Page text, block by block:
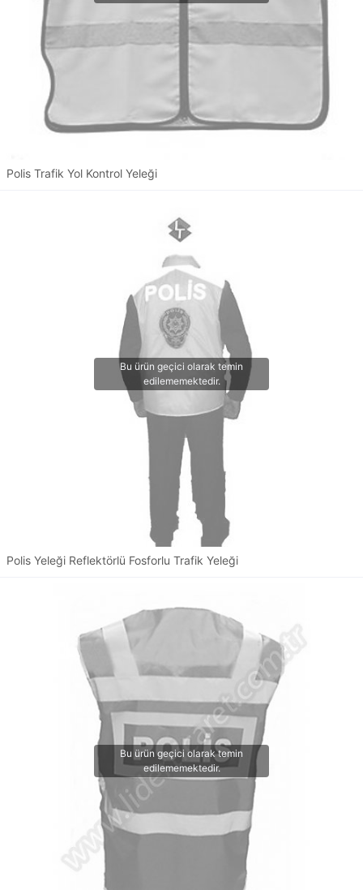
Polis Trafik Yol Kontrol Yeleği
Polis Yeleği Reflektörlü Fosforlu Trafik Yeleği